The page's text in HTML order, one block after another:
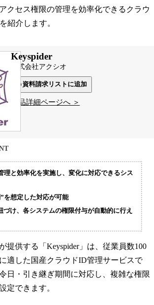
クセス権限の管理を効率化できるクラウ
紹介します。
Keyspider
株式会社アクシオ
資料請求リストに追加
製品詳細ページへ ＞
理と効率化を実施し、変化に対応できるシス
を想定した対応が可能
づけ、各システムの権限付与が自動的に行え
提供する「Keyspider」は、従業員数100
適した国産クラウドID管理サービスで
日・引き継ぎ期間に対応し、複雑な権限
定できます。